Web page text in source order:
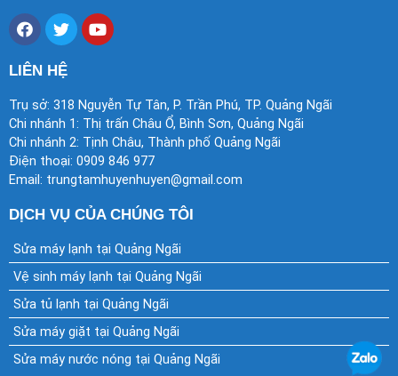
F
a
e
o
o
k
T
w
t
e
r
Y
o
b
e
LIÊN HỆ
Trụ sở: 318 Nguyễn Tự Tân, P. Trần Phú, TP. Quảng Ngãi
Chi nhánh 1: Thị trấn Châu Ổ, Bình Sơn, Quảng Ngãi
Chi nhánh 2: Tịnh Châu, Thành phố Quảng Ngãi
Điện thoại: 0909 846 977
Email: trungtamhuyenhuyen@gmail.com
DỊCH VỤ CỦA CHÚNG TÔI
Sửa máy lạnh tại Quảng Ngãi
Vệ sinh máy lạnh tại Quảng Ngãi
Sửa tủ lạnh tại Quảng Ngãi
Sửa máy giặt tại Quảng Ngãi
Sửa máy nước nóng tại Quảng Ngãi